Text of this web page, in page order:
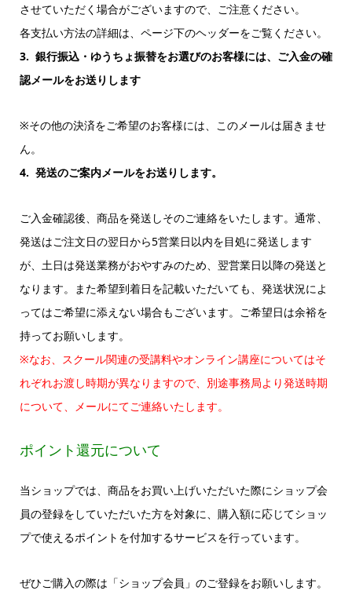
させていただく場合がございますので、ご注意ください。
各支払い方法の詳細は、ページ下のヘッダーをご覧ください。
3. 銀行振込・ゆうちょ振替をお選びのお客様には、ご入金の確
認メールをお送りします
※その他の決済をご希望のお客様には、このメールは届きませ
ん。
4. 発送のご案内メールをお送りします。
ご入金確認後、商品を発送しそのご連絡をいたします。通常、
発送はご注文日の翌日から5営業日以内を目処に発送します
が、土日は発送業務がおやすみのため、翌営業日以降の発送と
なります。また希望到着日を記載いただいても、発送状況によ
ってはご希望に添えない場合もございます。ご希望日は余裕を
持ってお願いします。
※なお、スクール関連の受講料やオンライン講座についてはそ
れぞれお渡し時期が異なりますので、別途事務局より発送時期
について、メールにてご連絡いたします。
ポイント還元について
当ショップでは、商品をお買い上げいただいた際にショップ会
員の登録をしていただいた方を対象に、購入額に応じてショッ
プで使えるポイントを付加するサービスを行っています。
ぜひご購入の際は「ショップ会員」のご登録をお願いします。